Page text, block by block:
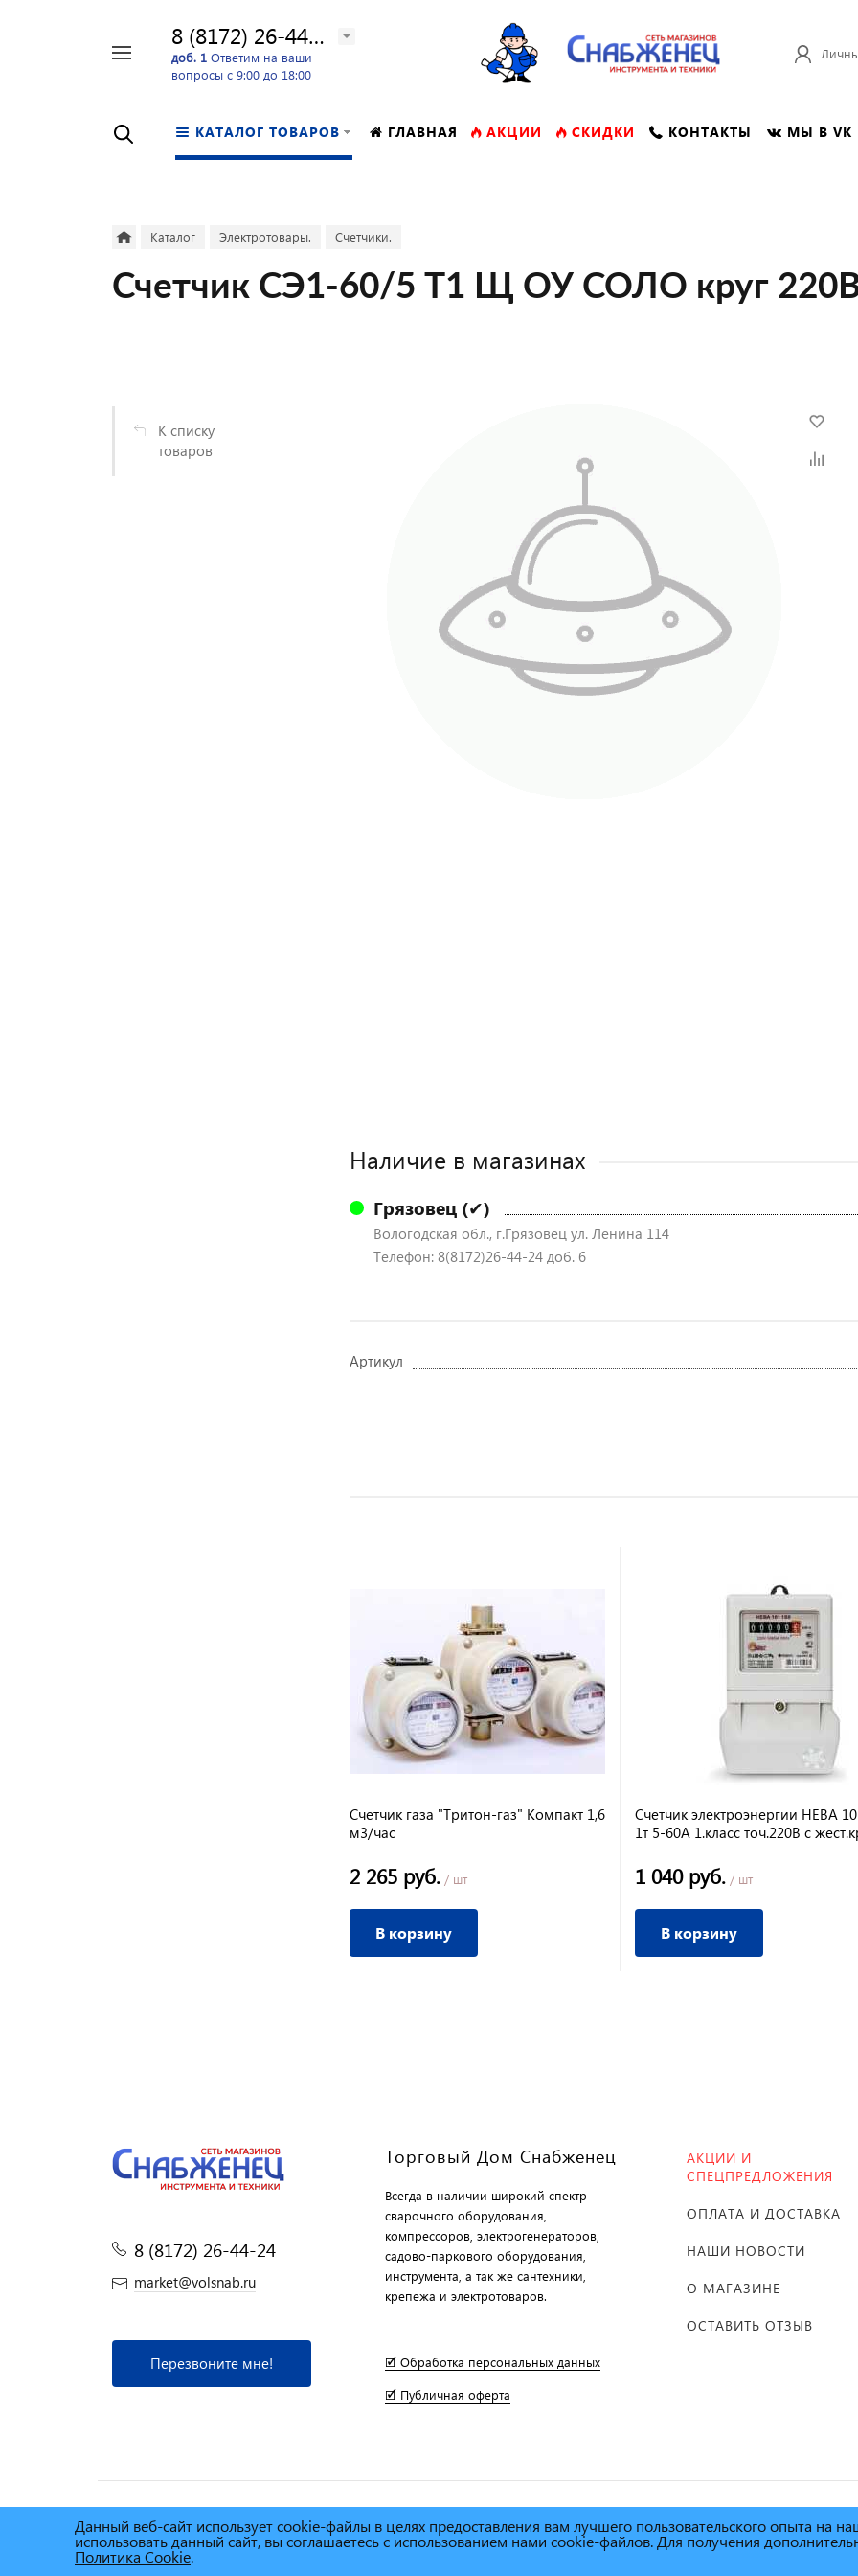
8 (8172) 26-44-24
доб. 1 Ответим на ваши
вопросы с 9:00 до 18:00
КАТАЛОГ ТОВАРОВ ГЛАВНАЯ АКЦИИ СКИДКИ КОНТАКТЫ МЫ В VK
Каталог Электротовары. Счетчики.
Счетчик СЭ1-60/5 Т1 Щ ОУ СОЛО круг
К списку
товаров
Наличие в магазинах
Грязовец (✔)
Вологодская обл., г.Грязовец ул. Ленина 114
Телефон: 8(8172)26-44-24 доб. 6
Артикул
Счетчик газа "Тритон-газ" Компакт 1,6
м3/час
2 265 руб. / шт
В корзину
Счетчик электроэнергии НЕВА
1т 5-60А 1.класс точ.220В с
1 040 руб. / шт
В корзину
8 (8172) 26-44-24
market@volsnab.ru
Перезвоните мне!
Торговый Дом Снабженец
Всегда в наличии широкий спектр
сварочного оборудования,
компрессоров, электрогенераторов,
садово-паркового оборудования,
инструмента, а так же сантехники,
крепежа и электротоваров.
🗹 Обработка персональных данных
🗹 Публичная оферта
АКЦИИ И
СПЕЦПРЕДЛОЖЕНИЯ
ОПЛАТА И ДОСТАВКА
НАШИ НОВОСТИ
О МАГАЗИНЕ
ОСТАВИТЬ ОТЗЫВ
© Сеть магазинов инструмента и техники "Торговый дом Снабженец" 1995г. -
2025г.
Данный веб-сайт использует cookie-файлы в целях предоставления вам лучшего пользовательского опыта на
использовать данный сайт, вы соглашаетесь с использованием нами cookie-файлов. Для получения
Политика Cookie.